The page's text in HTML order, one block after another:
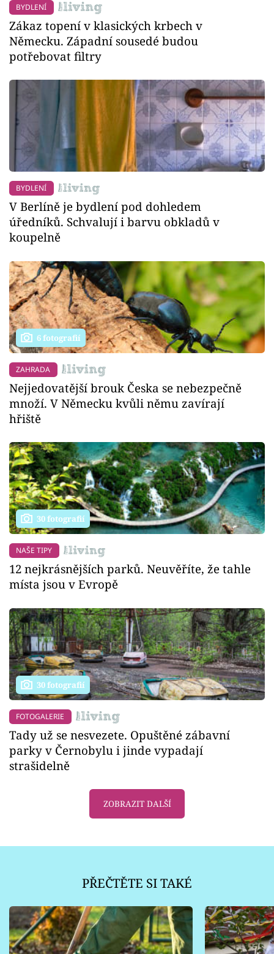
BYDLENÍ
Zákaz topení v klasických krbech v
Německu. Západní sousedé budou
potřebovat filtry
BYDLENÍ
V Berlíně je bydlení pod dohledem
úředníků. Schvalují i barvu obkladů v
koupelně
6 fotografií
ZAHRADA
Nejjedovatější brouk Česka se nebezpečně
množí. V Německu kvůli němu zavírají
hřiště
30 fotografií
NAŠE TIPY
12 nejkrásnějších parků. Neuvěříte, že tahle
místa jsou v Evropě
30 fotografií
FOTOGALERIE
Tady už se nesvezete. Opuštěné zábavní
parky v Černobylu i jinde vypadají
strašidelně
ZOBRAZIT DALŠÍ
PŘEČTĚTE SI TAKÉ